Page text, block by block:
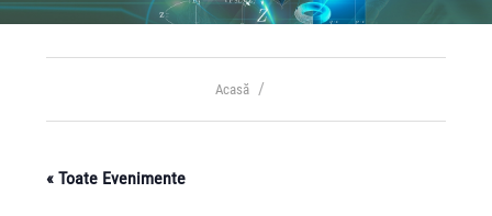
Acasă
« Toate Evenimente